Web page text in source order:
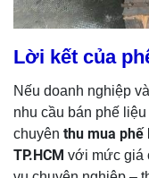
Lời kết của
Nếu doanh nghiệp
nhu cầu bán phế
chuyên thu mua phế
TP.HCM với mức giá